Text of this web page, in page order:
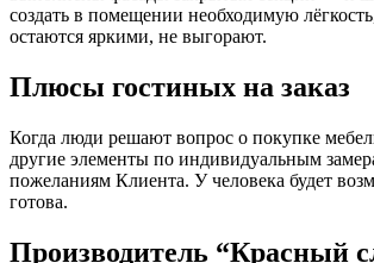
создать в помещении необходимую
остаются яркими, не выгорают.
Плюсы гостиных на заказ
Когда люди решают вопрос о покупке
другие элементы по индивидуальным
пожеланиям Клиента. У человека будет
готова.
Производитель “Красный